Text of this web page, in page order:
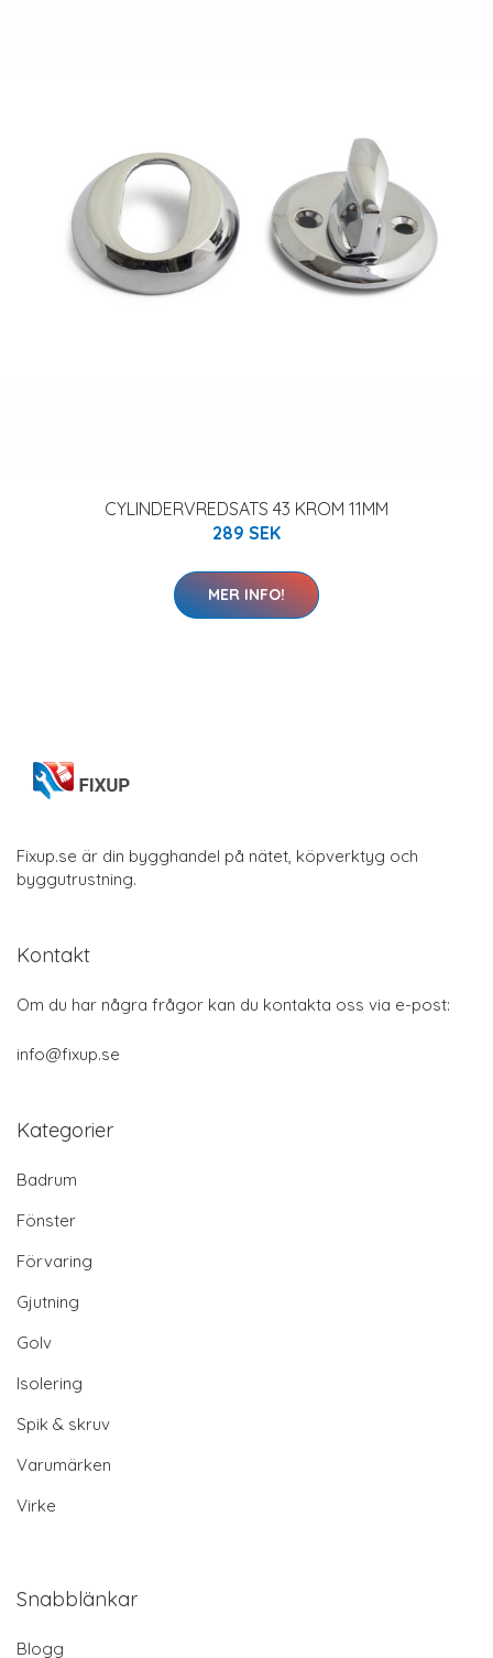
CYLINDERVREDSATS 43 KROM 11MM
289 SEK
MER INFO!
Fixup.se är din bygghandel på nätet, köpverktyg och
byggutrustning.
Kontakt
Om du har några frågor kan du kontakta oss via e-post:
info@fixup.se
Kategorier
Badrum
Fönster
Förvaring
Gjutning
Golv
Isolering
Spik & skruv
Varumärken
Virke
Snabblänkar
Blogg